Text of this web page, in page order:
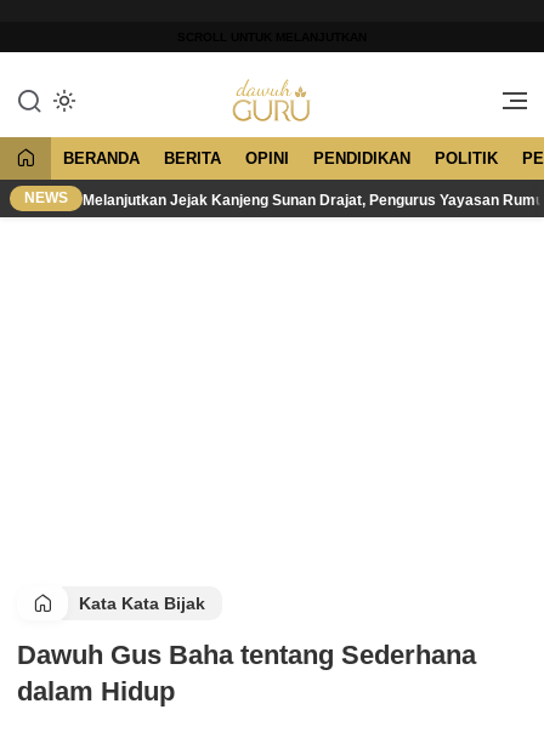
konten
Dawuh Guru
Merawat Tradisi, Membangun
BERANDA BERITA OPINI PENDIDIKAN POLITIK
NEWS Melanjutkan Jejak Kanjeng Sunan Drajat, Pengurus Yayasan
Kata Kata Bijak
Dawuh Gus Baha tentang Sederhana
dalam Hidup